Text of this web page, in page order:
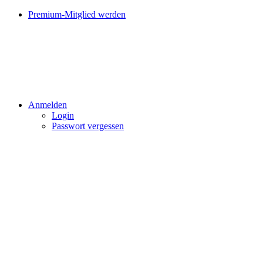
Premium-Mitglied werden
Anmelden
Login
Passwort vergessen